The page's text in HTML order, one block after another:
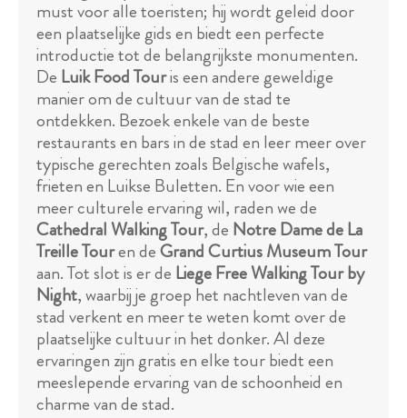
must voor alle toeristen; hij wordt geleid door
een plaatselijke gids en biedt een perfecte
introductie tot de belangrijkste monumenten.
De Luik Food Touris een andere geweldige
manier om de cultuur van de stad te
ontdekken. Bezoek enkele van de beste
restaurants en bars in de stad en leer meer over
typische gerechten zoals Belgische wafels,
frieten en Luikse Buletten. En voor wie een
meer culturele ervaring wil, raden we de
Cathedral Walking Tour, de Notre Dame de La
Treille Touren deGrand Curtius Museum Tour
aan. Tot slot is er de Liege Free Walking Tour by
Night, waarbij je groep het nachtleven van de
stad verkent en meer te weten komt over de
plaatselijke cultuur in het donker. Al deze
ervaringen zijn gratis en elke tour biedt een
meeslepende ervaring van de schoonheid en
charme van de stad.